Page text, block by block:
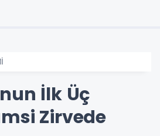
İlk Üç
Zirvede